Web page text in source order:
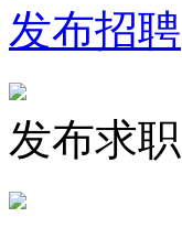
发布招聘
发布求职